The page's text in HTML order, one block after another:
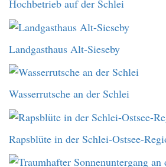
Hochbetrieb auf der Schlei
Landgasthaus Alt-Sieseby
Wasserrutsche an der Schlei
Rapsblüte in der Schlei-Ostsee-